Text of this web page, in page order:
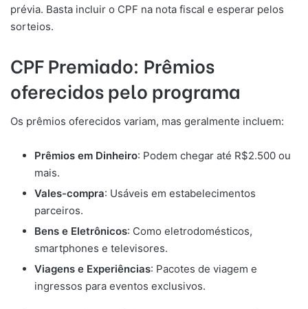
prévia. Basta incluir o CPF na nota fiscal e esperar pelos
sorteios.
CPF Premiado: Prêmios
oferecidos pelo programa
Os prêmios oferecidos variam, mas geralmente incluem:
Prêmios em Dinheiro: Podem chegar até R$2.500 ou
mais.
Vales-compra: Usáveis em estabelecimentos
parceiros.
Bens e Eletrônicos: Como eletrodomésticos,
smartphones e televisores.
Viagens e Experiências: Pacotes de viagem e
ingressos para eventos exclusivos.